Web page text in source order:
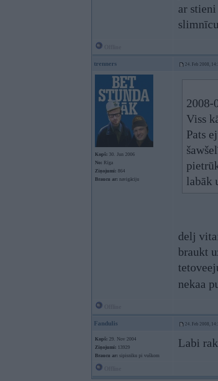
ar
trenners 24. Feb 2008,
Kopš: 30. Jun 2006
No: Rīga
Ziņojumi: 864
Braucu ar: navigāciju
2008-
Viss
Pats
labāk
delj
braukt
nekaa
Fandulis 24. Feb 2008,
Kopš: 29. Nov 2004
Ziņojumi: 13929
Braucu ar: sipisnīku pi vuškom
Labi